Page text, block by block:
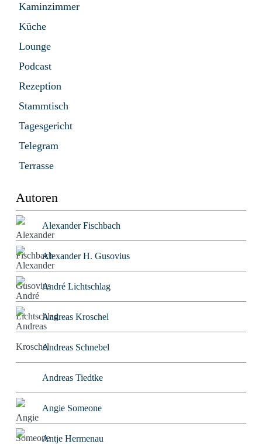
Kaminzimmer
Küche
Lounge
Podcast
Rezeption
Stammtisch
Tagesgericht
Telegram
Terrasse
Autoren
Alexander Fischbach
Alexander H. Gusovius
André Lichtschlag
Andreas Kroschel
Andreas Schnebel
Andreas Tiedtke
Angie Someone
Antje Hermenau